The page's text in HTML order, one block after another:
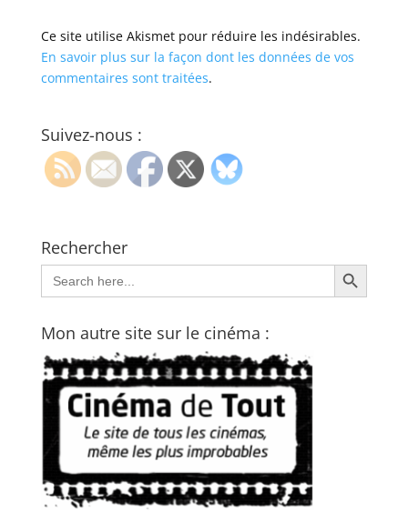
Ce site utilise Akismet pour réduire les indésirables.
En savoir plus sur la façon dont les données de vos
commentaires sont traitées.
Suivez-nous :
Rechercher
Search
for:
Search Button
Mon autre site sur le cinéma :